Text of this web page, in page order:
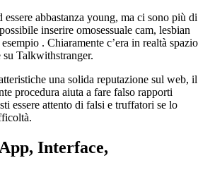
abbastanza young, ma ci sono più di
inserire omosessuale cam, lesbian
. Chiaramente c’era in realtà spazio
su Talkwithstranger.
una solida reputazione sul web, il
procedura aiuta a fare falso rapporti
essere attento di falsi e truffatori se lo
Interface,